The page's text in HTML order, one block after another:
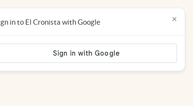
in to El Cronista with Google ×